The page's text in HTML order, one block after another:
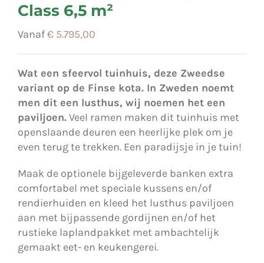
Class 6,5 m²
Vanaf€ 5.795,00
Wat een sfeervol tuinhuis, deze Zweedse
variant op de Finse kota. In Zweden noemt
men dit een lusthus, wij noemen het een
paviljoen.Veel ramen maken dit tuinhuis met
openslaande deuren een heerlijke plek om je
even terug te trekken. Een paradijsje in je tuin!
Maak de optionele bijgeleverde banken extra
comfortabel met speciale kussens en/of
rendierhuiden en kleed het lusthus paviljoen
aan met bijpassende gordijnen en/of het
rustieke laplandpakket met ambachtelijk
gemaakt eet- en keukengerei.